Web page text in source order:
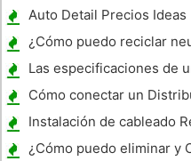
O2 mal?
Auto Detail Precios Ideas
¿Cómo puedo reciclar
coches usados?
Las especificaciones de
Cómo conectar un
encendido
Instalación de cableado
¿Cómo puedo eliminar y